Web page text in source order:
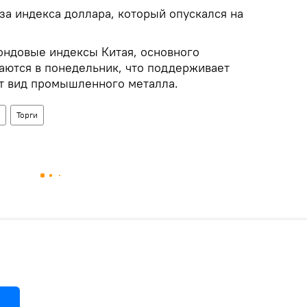
индекса доллара, который опускался на
индексы Китая, основного
в понедельник, что поддерживает
вид промышленного металла.
Торги